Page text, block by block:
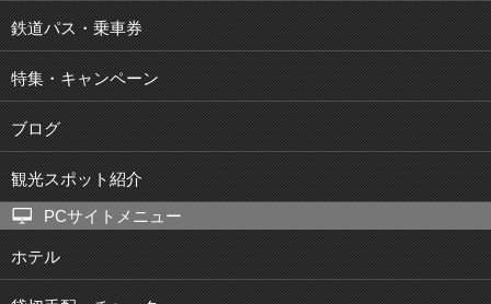
鉄道パス・乗車券
特集・キャンペーン
ブログ
観光スポット紹介
PCサイトメニュー
ホテル